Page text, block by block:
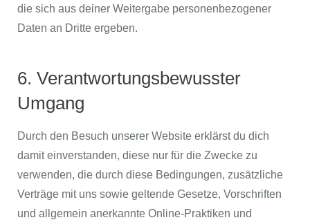
die sich aus deiner Weitergabe personenbezogener
Daten an Dritte ergeben.
6. Verantwortungsbewusster
Umgang
Durch den Besuch unserer Website erklärst du dich
damit einverstanden, diese nur für die Zwecke zu
verwenden, die durch diese Bedingungen, zusätzliche
Verträge mit uns sowie geltende Gesetze, Vorschriften
und allgemein anerkannte Online-Praktiken und